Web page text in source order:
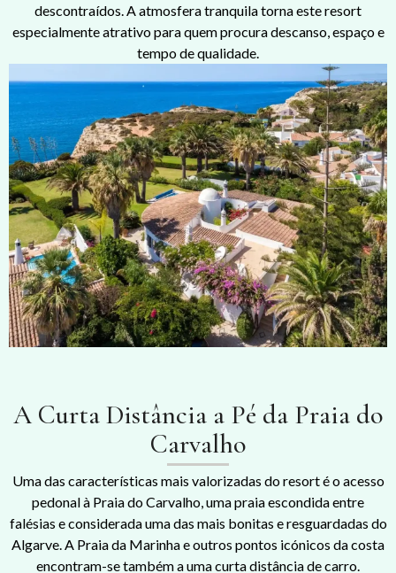
descontraídos. A atmosfera tranquila torna este resort
especialmente atrativo para quem procura descanso, espaço e
tempo de qualidade.
A Curta Distância a Pé da Praia do
Carvalho
Uma das características mais valorizadas do resort é o acesso
pedonal à Praia do Carvalho, uma praia escondida entre
falésias e considerada uma das mais bonitas e resguardadas do
Algarve. A Praia da Marinha e outros pontos icónicos da costa
encontram-se também a uma curta distância de carro.